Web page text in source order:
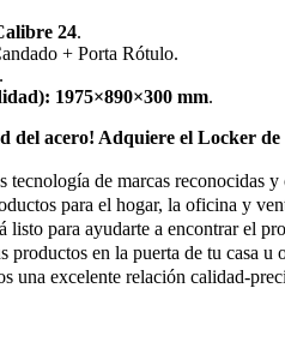
24.
+ Porta Rótulo.
1975×890×300 mm.
del acero! Adquiere el Locker
tecnología de marcas reconocidas y
para el hogar, la oficina y
listo para ayudarte a encontrar el
productos en la puerta de tu casa u
una excelente relación calidad-